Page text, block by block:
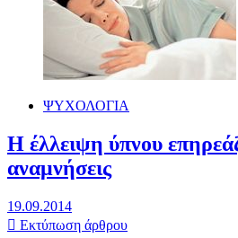
ΨΥΧΟΛΟΓΙΑ
Η έλλειψη ύπνου
αναμνήσεις
19.09.2014
Εκτύπωση άρθρου